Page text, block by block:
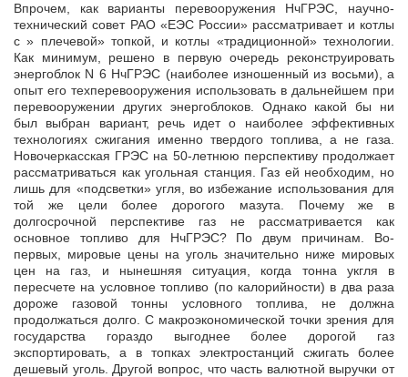
Впрочем, как варианты перевооружения НчГРЭС, научно-
технический совет РАО «ЕЭС России» рассматривает и котлы
с » плечевой» топкой, и котлы «традиционной» технологии.
Как минимум, решено в первую очередь реконструировать
энергоблок N 6 НчГРЭС (наиболее изношенный из восьми), а
опыт его техперевооружения использовать в дальнейшем при
перевооружении других энергоблоков. Однако какой бы ни
был выбран вариант, речь идет о наиболее эффективных
технологиях сжигания именно твердого топлива, а не газа.
Новочеркасская ГРЭС на 50-летнюю перспективу продолжает
рассматриваться как угольная станция. Газ ей необходим, но
лишь для «подсветки» угля, во избежание использования для
той же цели более дорогого мазута. Почему же в
долгосрочной перспективе газ не рассматривается как
основное топливо для НчГРЭС? По двум причинам. Во-
первых, мировые цены на уголь значительно ниже мировых
цен на газ, и нынешняя ситуация, когда тонна укгля в
пересчете на условное топливо (по калорийности) в два раза
дороже газовой тонны условного топлива, не должна
продолжаться долго. С макроэкономической точки зрения для
государства гораздо выгоднее более дорогой газ
экспортировать, а в топках электростанций сжигать более
дешевый уголь. Другой вопрос, что часть валютной выручки от